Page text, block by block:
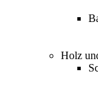
Holz